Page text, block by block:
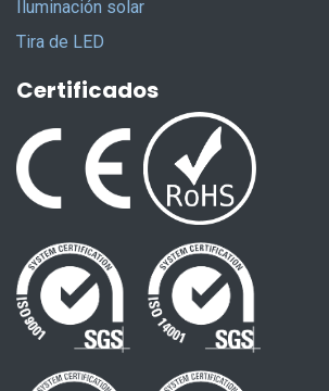
Iluminación solar
Tira de LED
Certificados